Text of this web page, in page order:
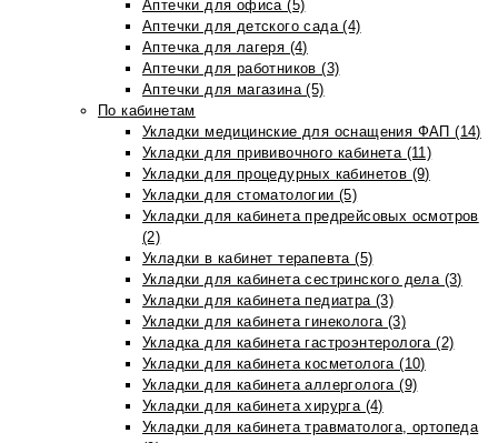
Аптечки для офиса (5)
Аптечки для детского сада (4)
Аптечка для лагеря (4)
Аптечки для работников (3)
Аптечки для магазина (5)
По кабинетам
Укладки медицинские для оснащения ФАП (14)
Укладки для прививочного кабинета (11)
Укладки для процедурных кабинетов (9)
Укладки для стоматологии (5)
Укладки для кабинета предрейсовых осмотров
(2)
Укладки в кабинет терапевта (5)
Укладки для кабинета сестринского дела (3)
Укладки для кабинета педиатра (3)
Укладки для кабинета гинеколога (3)
Укладка для кабинета гастроэнтеролога (2)
Укладки для кабинета косметолога (10)
Укладки для кабинета аллерголога (9)
Укладки для кабинета хирурга (4)
Укладки для кабинета травматолога, ортопеда